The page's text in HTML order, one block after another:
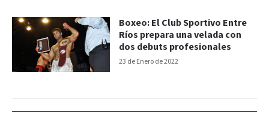
23 de Enero de 2022
Boxeo: El Club Sportivo Entre
Ríos prepara una velada con
dos debuts profesionales